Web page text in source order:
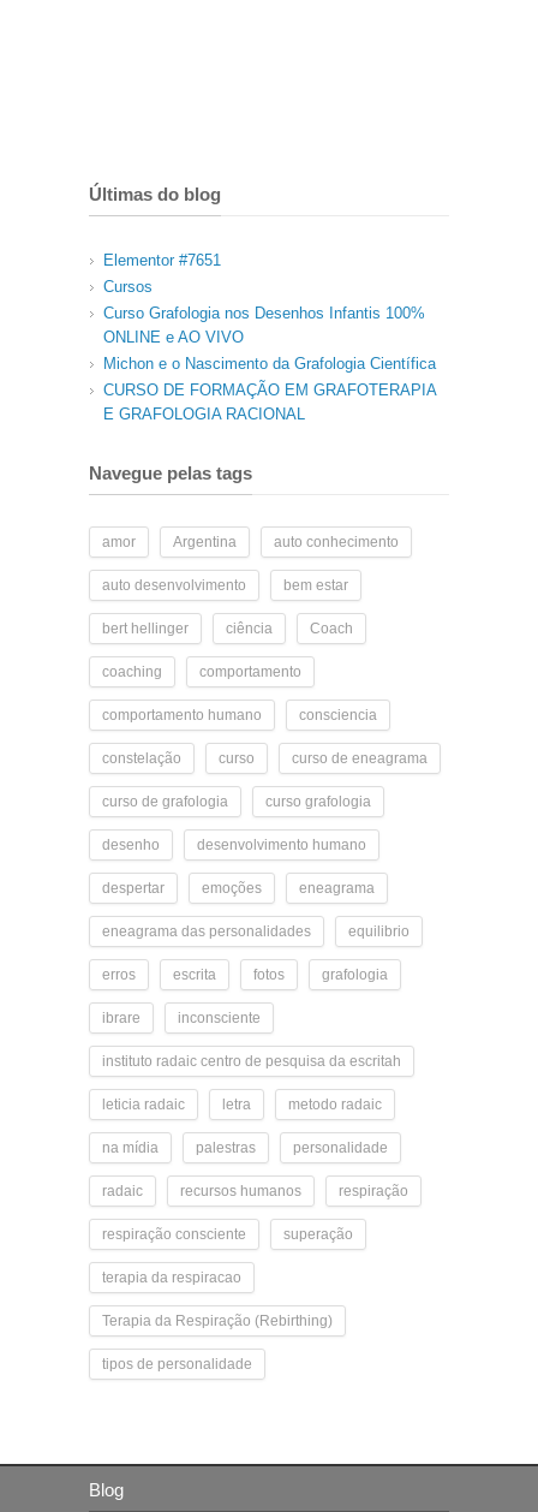
Últimas do blog
Elementor #7651
Cursos
Curso Grafologia nos Desenhos Infantis 100%
ONLINE e AO VIVO
Michon e o Nascimento da Grafologia Científica
CURSO DE FORMAÇÃO EM GRAFOTERAPIA
E GRAFOLOGIA RACIONAL
Navegue pelas tags
amor Argentina auto conhecimento
auto desenvolvimento bem estar
bert hellinger ciência Coach
coaching comportamento
comportamento humano consciencia
constelação curso curso de eneagrama
curso de grafologia curso grafologia
desenho desenvolvimento humano
despertar emoções eneagrama
eneagrama das personalidades equilibrio
erros escrita fotos grafologia
ibrare inconsciente
instituto radaic centro de pesquisa da escritah
leticia radaic letra metodo radaic
na mídia palestras personalidade
radaic recursos humanos respiração
respiração consciente superação
terapia da respiracao
Terapia da Respiração (Rebirthing)
tipos de personalidade
Blog